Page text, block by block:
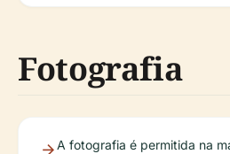
Fotografia
A fotografia é permitida na